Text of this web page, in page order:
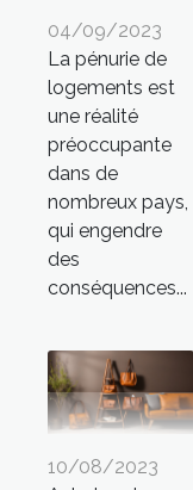
04/09/2023
La pénurie de
logements est
une réalité
préoccupante
dans de
nombreux pays,
qui engendre
des
conséquences...
10/08/2023